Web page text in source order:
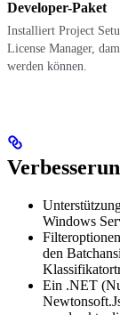
Developer-Paket
Installiert Project
License Manager,
werden können.
Windows
den
Ein .NET